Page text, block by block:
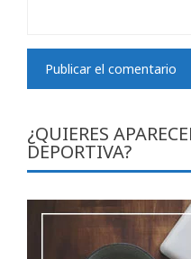
¿QUIERES
DEPORTIVA?